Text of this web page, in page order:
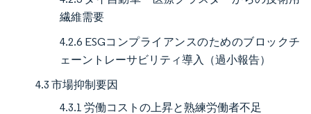
繊維需要
4.2.6 ESGコンプライアンスのためのブロックチ
ェーントレーサビリティ導入（過小報告）
4.3 市場抑制要因
4.3.1 労働コストの上昇と熟練労働者不足